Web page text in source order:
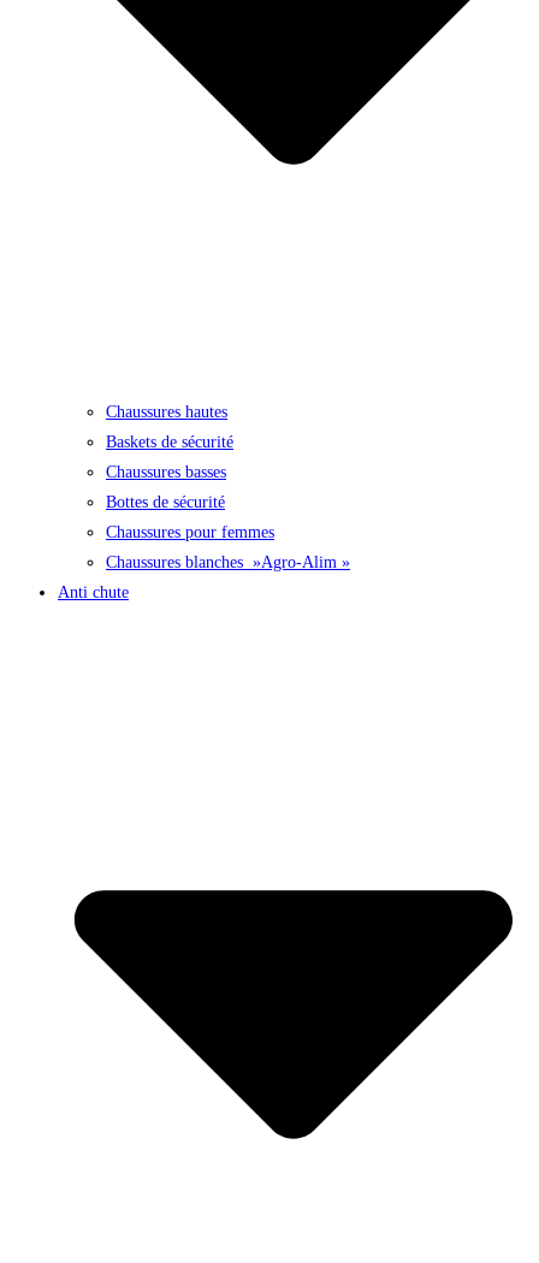
Chaussures hautes
Baskets de sécurité
Chaussures basses
Bottes de sécurité
Chaussures pour femmes
Chaussures blanches »Agro-Alim »
Anti chute